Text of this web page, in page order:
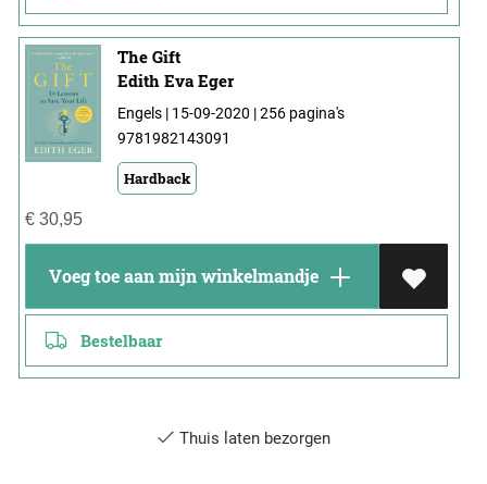
The Gift
Edith Eva Eger
Engels | 15-09-2020 | 256 pagina's
9781982143091
Hardback
€30,95
Voeg toe aan mijn winkelmandje
Bestelbaar
Thuis laten bezorgen